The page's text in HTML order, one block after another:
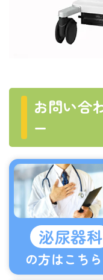
お問い合
ー
泌尿器科
の方はこちら